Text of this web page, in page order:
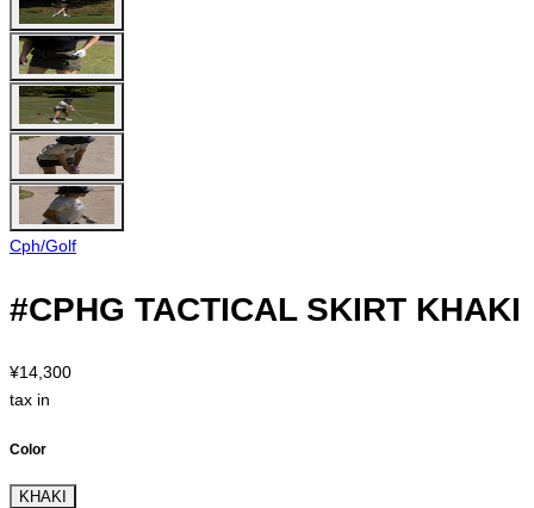
Cph/Golf
#CPHG TACTICAL SKIRT KHAKI
¥14,300
tax in
Color
KHAKI